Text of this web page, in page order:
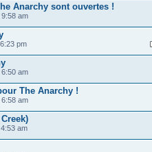
Anarchy sont ouvertes !
am
pm
am
The Anarchy !
am
am